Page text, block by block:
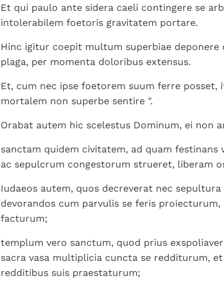
Et qui paulo ante sidera caeli contingere se
intolerabilem foetoris gravitatem portare.
Hinc igitur coepit multum superbiae
plaga, per momenta doloribus extensus.
Et, cum nec ipse foetorem suum ferre
mortalem non superbe sentire ".
Orabat autem hic scelestus Dominum, ei non
sanctam quidem civitatem, ad quam
ac sepulcrum congestorum strueret, liberam
Iudaeos autem, quos decreverat nec
devorandos cum parvulis se feris proiecturum,
facturum;
templum vero sanctum, quod prius
sacra vasa multiplicia cuncta se redditurum,
redditibus suis praestaturum;